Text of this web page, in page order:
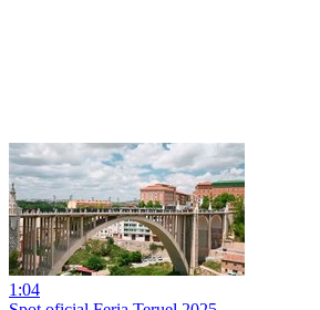
1:04